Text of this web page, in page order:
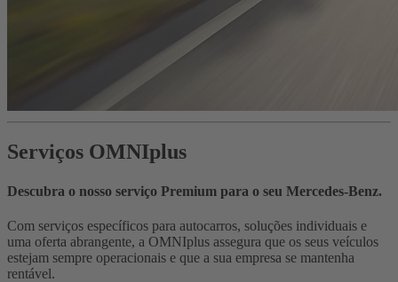
Serviços OMNIplus
Descubra o nosso serviço Premium para o seu Mercedes‑Benz.
Com serviços específicos para autocarros, soluções individuais e
uma oferta abrangente, a OMNIplus assegura que os seus veículos
estejam sempre operacionais e que a sua empresa se mantenha
rentável.